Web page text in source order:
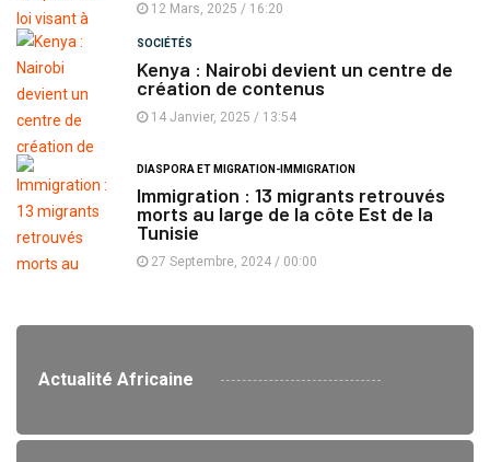
12 Mars, 2025 / 16:20
SOCIÉTÉS
Kenya : Nairobi devient un centre de
création de contenus
14 Janvier, 2025 / 13:54
DIASPORA ET MIGRATION-IMMIGRATION
Immigration : 13 migrants retrouvés
morts au large de la côte Est de la
Tunisie
27 Septembre, 2024 / 00:00
Actualité Africaine